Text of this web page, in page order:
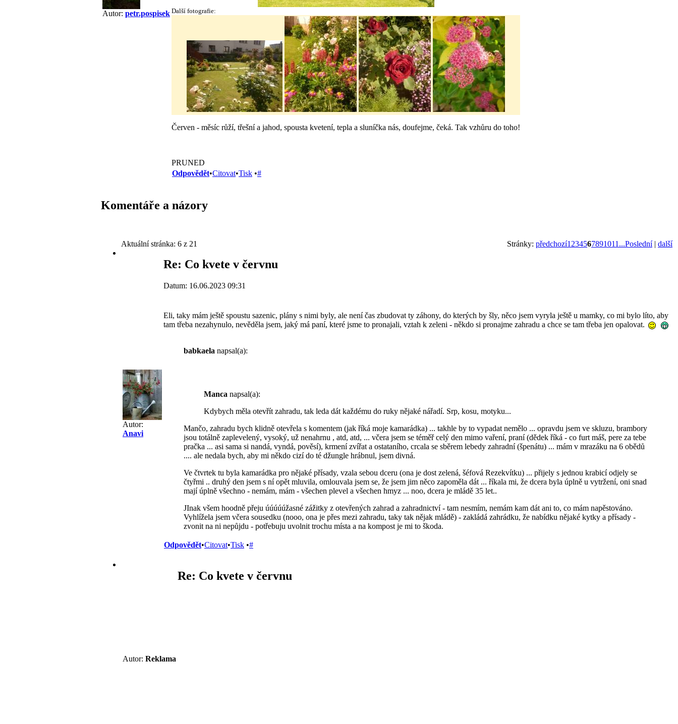
Autor: petr.pospisek Další fotografie:
Červen - měsíc růží, třešní a jahod, spousta kvetení, tepla a sluníčka nás, doufejme, čeká. Tak vzhůru do toho!
PRUNED
Odpovědět•Citovat•Tisk •#
Komentáře a názory
Stránky: předchozí1 234567891011 ...Poslední| další
Aktuální stránka: 6 z 21
Autor:
Anavi
Re: Co kvete v červnu
Datum: 16.06.2023 09:31
Eli, taky mám ještě spoustu sazenic, plány s nimi byly, ale není čas zbudovat ty záhony, do kterých by šly, něco jsem vyryla ještě u mamky, co mi bylo líto, aby
tam třeba nezahynulo, nevěděla jsem, jaký má paní, které jsme to pronajali, vztah k zeleni - někdo si pronajme zahradu a chce se tam třeba jen opalovat.
babkaela napsal(a):
Manca napsal(a):
Kdybych měla otevřít zahradu, tak leda dát každému do ruky nějaké nářadí. Srp, kosu, motyku...
Mančo, zahradu bych klidně otevřela s komentem (jak říká moje kamarádka) ... takhle by to vypadat nemělo ... opravdu jsem ve skluzu, brambory
jsou totálně zaplevelený, vysoký, už nenahrnu , atd, atd, ... včera jsem se téměř celý den mimo vaření, praní (dědek říká - co furt máš, pere za tebe
pračka ... asi sama si nandá, vyndá, pověsí), krmení zvířat a ostataního, crcala se sběrem lebedy zahradní (špenátu) ... mám v mrazáku na 6 obědů
.... ale nedala bych, aby mi někdo cizí do té džungle hrábnul, jsem divná.
Ve čtvrtek tu byla kamarádka pro nějaké přísady, vzala sebou dceru (ona je dost zelená, šéfová Rezekvítku) ... přijely s jednou krabicí odjely se
čtyřmi .. druhý den jsem s ní opět mluvila, omlouvala jsem se, že jsem jim něco zapoměla dát ... říkala mi, že dcera byla úplně u vytržení, oni snad
mají úplně všechno - nemám, mám - všechen plevel a všechen hmyz ... noo, dcera je mládě 35 let..
JInak všem hoodně přeju úúúúúžasné zážitky z otevřených zahrad a zahradnictví - tam nesmím, nemám kam dát ani to, co mám napěstováno.
Vyhlížela jsem včera sousedku (nooo, ona je přes mezi zahradu, taky tak nějak mládě) - zakládá zahrádku, že nabídku nějaké kytky a přísady -
zvonit na ni nepůjdu - potřebuju uvolnit trochu místa a na kompost je mi to škoda.
Odpovědět•Citovat•Tisk •#
Autor: Reklama
Re: Co kvete v červnu